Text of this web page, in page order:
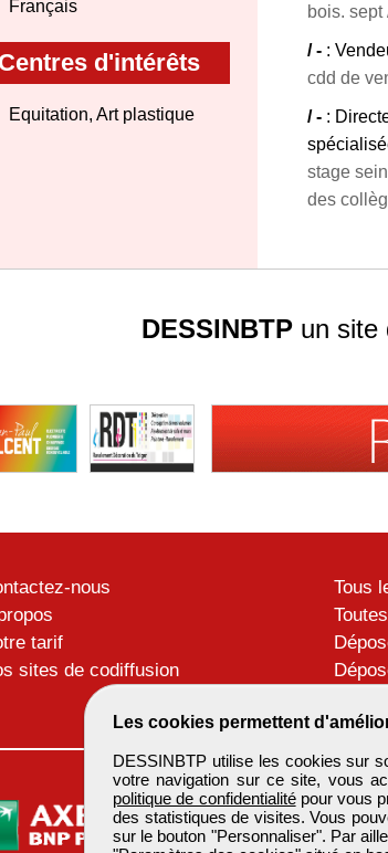
Français
Centres d'intérêts
Equitation, Art plastique
bois.
/ - :
cdd de
/ - :
stage
des
Les cookies permettent
DESSINBTP utilise les cookies sur
votre navigation sur ce site, vous
politique de confidentialitépour vous
des statistiques de visites. Vous
sur le bouton "Personnaliser". Par
DESSINBTP un site
nous
tarif
sites de codiffusion
Tous